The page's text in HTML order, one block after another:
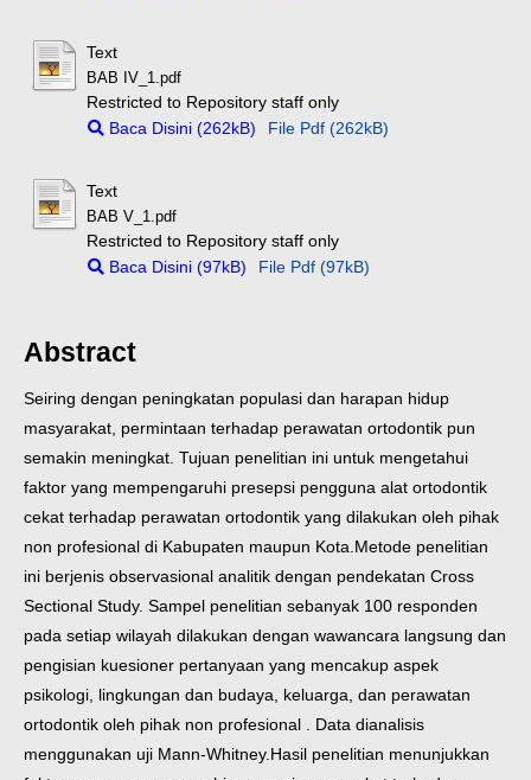
Text
BAB IV_1.pdf
Restricted to Repository staff only
Baca Disini (262kB)
File Pdf (262kB)
Text
BAB V_1.pdf
Restricted to Repository staff only
Baca Disini (97kB)
File Pdf (97kB)
Abstract
Seiring dengan peningkatan populasi dan harapan hidup
masyarakat, permintaan terhadap perawatan ortodontik pun
semakin meningkat. Tujuan penelitian ini untuk mengetahui
faktor yang mempengaruhi presepsi pengguna alat ortodontik
cekat terhadap perawatan ortodontik yang dilakukan oleh pihak
non profesional di Kabupaten maupun Kota. Metode penelitian
ini berjenis observasional analitik dengan pendekatan Cross
Sectional Study. Sampel penelitian sebanyak 100 responden
pada setiap wilayah dilakukan dengan wawancara langsung dan
pengisian kuesioner pertanyaan yang mencakup aspek
psikologi, lingkungan dan budaya, keluarga, dan perawatan
ortodontik oleh pihak non profesional . Data dianalisis
menggunakan uji Mann-Whitney. Hasil penelitian menunjukkan